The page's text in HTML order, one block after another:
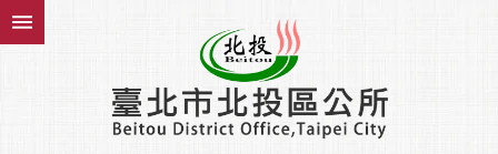
跳到主要內容區塊